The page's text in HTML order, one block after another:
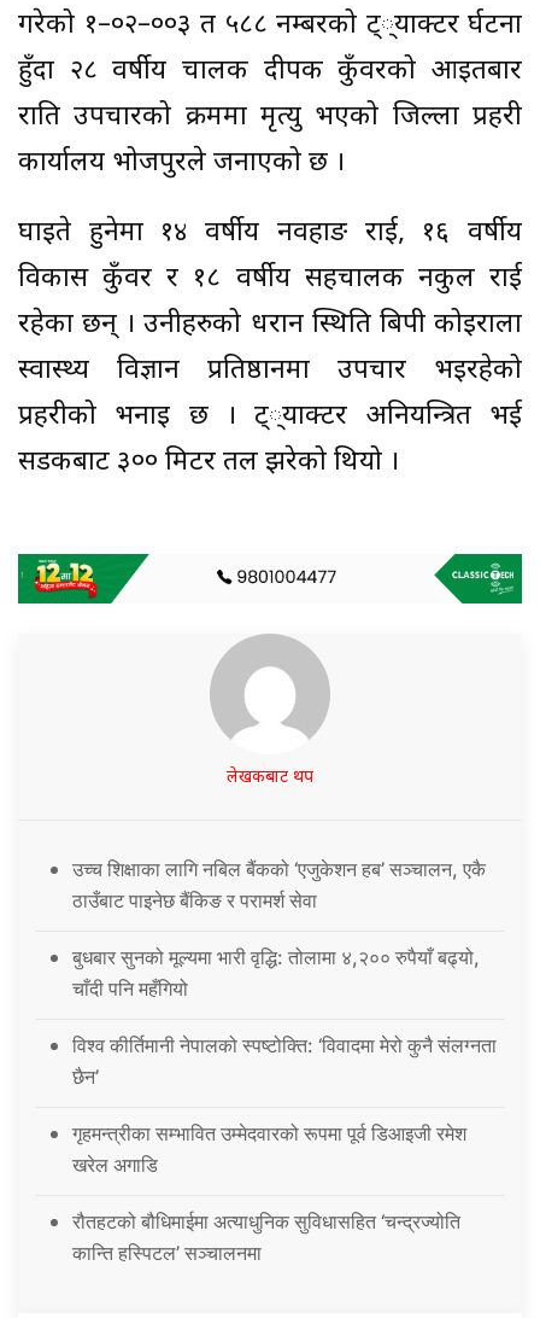
गरेको १–०२–००३ त ५८८ नम्बरको ट््याक्टर दुर्घटना
हुँदा २८ वर्षीय चालक दीपक कुँवरको आइतबार
राति उपचारको क्रममा मृत्यु भएको जिल्ला प्रहरी
कार्यालय भोजपुरले जनाएको छ ।
घाइते हुनेमा १४ वर्षीय नवहाङ राई, १६ वर्षीय
विकास कुँवर र १८ वर्षीय सहचालक नकुल राई
रहेका छन् । उनीहरुको धरान स्थिति बिपी कोइराला
स्वास्थ्य विज्ञान प्रतिष्ठानमा उपचार भइरहेको
प्रहरीको भनाइ छ । ट््याक्टर अनियन्त्रित भई
सडकबाट ३०० मिटर तल झरेको थियो ।
लेखकबाट थप
उच्च शिक्षाका लागि नबिल बैंकको ‘एजुकेशन हब’ सञ्चालन, एकै
ठाउँबाट पाइनेछ बैंकिङ र परामर्श सेवा
बुधबार सुनको मूल्यमा भारी वृद्धि: तोलामा ४,२०० रुपैयाँ बढ्यो,
चाँदी पनि महँगियो
विश्व कीर्तिमानी नेपालको स्पष्टोक्ति: ‘विवादमा मेरो कुनै संलग्नता
छैन’
गृहमन्त्रीका सम्भावित उम्मेदवारको रूपमा पूर्व डिआइजी रमेश
खरेल अगाडि
रौतहटको बौधिमाईमा अत्याधुनिक सुविधासहित ‘चन्द्रज्योति
कान्ति हस्पिटल’ सञ्चालनमा